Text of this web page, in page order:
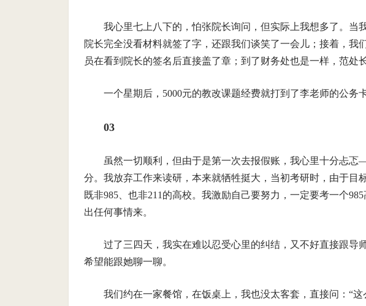
我心里七上八下的，怕张院长询问，但实际上我想多了。当
院长完全没看材料就签了字，还跟我们谈笑了一会儿；接着，我
员在看到院长的签名后直接盖了章；到了财务处也是一样，范处
一个星期后，5000元的教改课题经费就打到了李老师的公务
03
虽然一切顺利，但由于是第一次去报假账，我心里十分忐
分。我放弃工作来读研，本来就牺牲挺大，当初考研时，由于目
既非985、也非211的高校。我激励自己要努力，一定要考一个
出任何事情来。
过了三四天，我实在难以忍受心里的纠结，又不好直接跟导
希望能跟她聊一聊。
我们约在一家餐馆，在饭桌上，我也没太客套，直接问：“